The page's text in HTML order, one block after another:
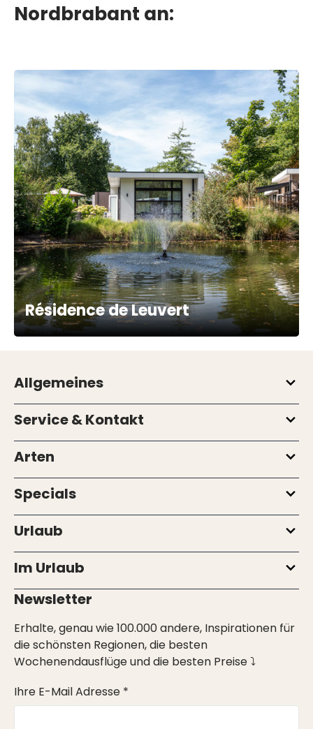
Nordbrabant an:
Résidence de Leuvert
Allgemeines
Service & Kontakt
Arten
Specials
Urlaub
Im Urlaub
Newsletter
Erhalte, genau wie 100.000 andere, Inspirationen für
die schönsten Regionen, die besten
Wochenendausflüge und die besten Preise ⤵
Ihre E-Mail Adresse *